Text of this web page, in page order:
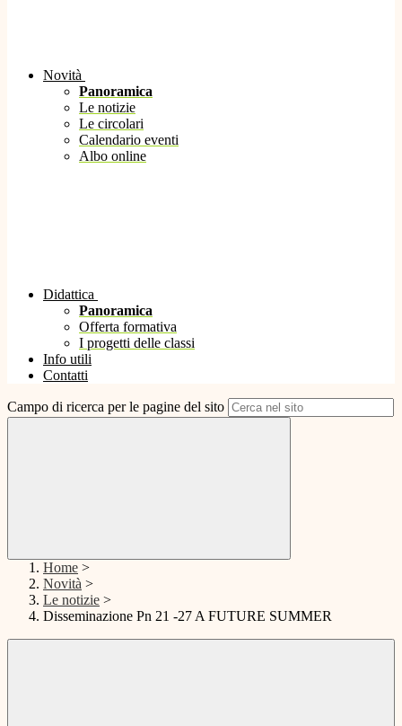
Novità
Panoramica
Le notizie
Le circolari
Calendario eventi
Albo online
Didattica
Panoramica
Offerta formativa
I progetti delle classi
Info utili
Contatti
Campo di ricerca per le pagine del sito
Home >
Novità >
Le notizie >
Disseminazione Pn 21 -27 A FUTURE SUMMER